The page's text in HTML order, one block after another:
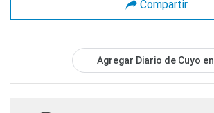
Compartir
Agregar Diario de Cuyo en